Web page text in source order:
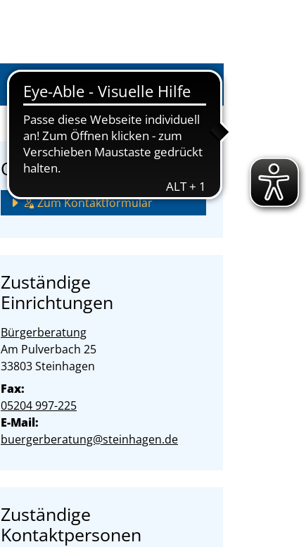
Anmelden
Onlinedienstleistungen
Zum Kontaktformular
Zuständige
Einrichtungen
Bürgerberatung
Straße:
Am Pulverbach Hausnummer:
25
PLZ:
33803Ort:
Steinhagen
Fax:
05204 997-225
E-Mail:
buergerberatung@steinhagen.de
Zuständige
Kontaktpersonen